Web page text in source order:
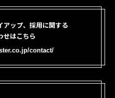
アップ、採用に関する
せはこちら
contact/